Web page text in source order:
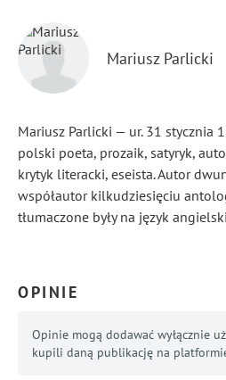
Mariusz Parlicki
Mariusz Parlicki — ur. 31 stycznia
polski poeta, prozaik, satyryk,
krytyk literacki, eseista. Autor
współautor kilkudziesięciu
tłumaczone były na język
niepoważnej.
OPINIE
Opinie mogą dodawać wyłącznie
kupili daną publikację na